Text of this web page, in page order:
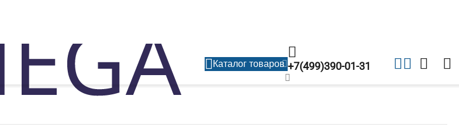
Каталог товаров +7(499)390-01-31